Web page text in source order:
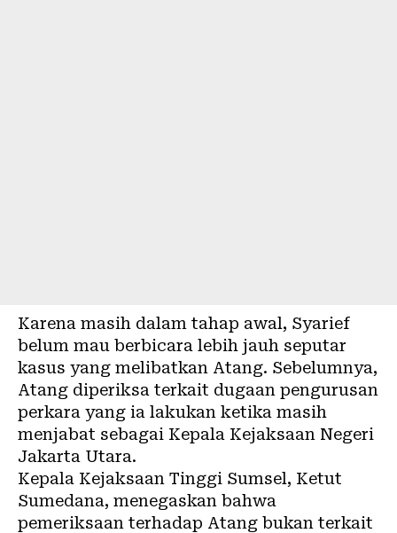
Karena masih dalam tahap awal, Syarief
belum mau berbicara lebih jauh seputar
kasus yang melibatkan Atang. Sebelumnya,
Atang diperiksa terkait dugaan pengurusan
perkara yang ia lakukan ketika masih
menjabat sebagai Kepala Kejaksaan Negeri
Jakarta Utara.
Kepala Kejaksaan Tinggi Sumsel, Ketut
Sumedana, menegaskan bahwa
pemeriksaan terhadap Atang bukan terkait